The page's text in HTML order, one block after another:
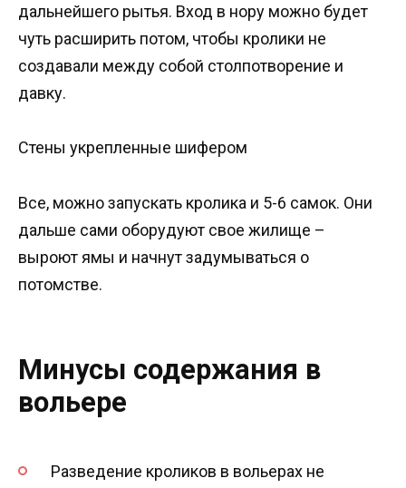
дальнейшего рытья. Вход в нору можно будет
чуть расширить потом, чтобы кролики не
создавали между собой столпотворение и
давку.
Стены укрепленные шифером
Все, можно запускать кролика и 5-6 самок. Они
дальше сами оборудуют свое жилище –
выроют ямы и начнут задумываться о
потомстве.
Минусы содержания в
вольере
Разведение кроликов в вольерах не